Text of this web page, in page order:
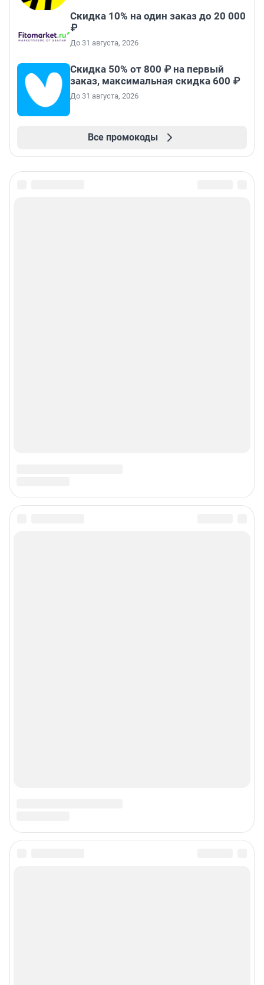
Скидка 10% на один заказ до 20 000
₽
До 31 августа, 2026
Скидка 50% от 800 ₽ на первый
заказ, максимальная скидка 600 ₽
До 31 августа, 2026
Все промокоды